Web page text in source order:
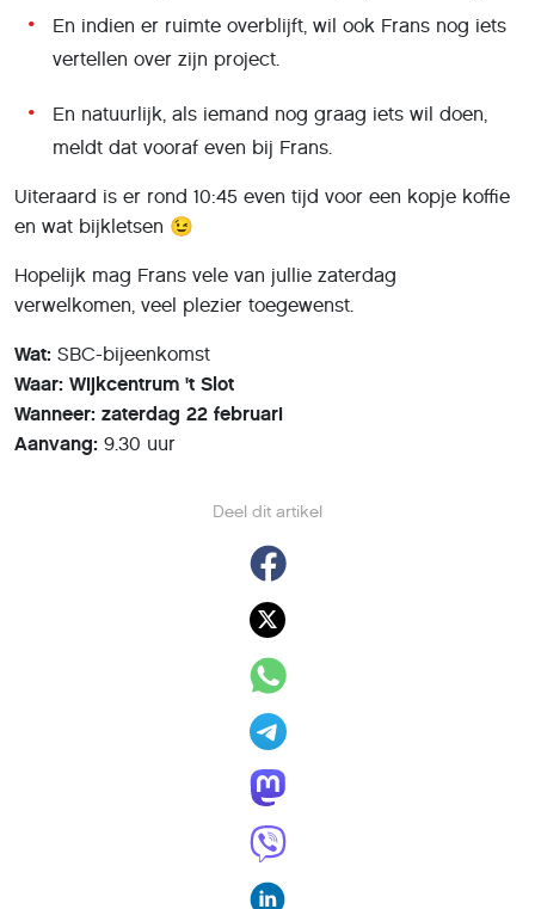
Deel dit artikel
En indien er ruimte overblijft, wil ook Frans nog iets
vertellen over zijn project.
En natuurlijk, als iemand nog graag iets wil doen,
meldt dat vooraf even bij Frans.
Uiteraard is er rond 10:45 even tijd voor een kopje koffie
en wat bijkletsen 😉
Hopelijk mag Frans vele van jullie zaterdag
verwelkomen, veel plezier toegewenst.
Wat: SBC-bijeenkomst
Waar: Wijkcentrum 't Slot
Wanneer: zaterdag 22 februari
Aanvang: 9.30 uur